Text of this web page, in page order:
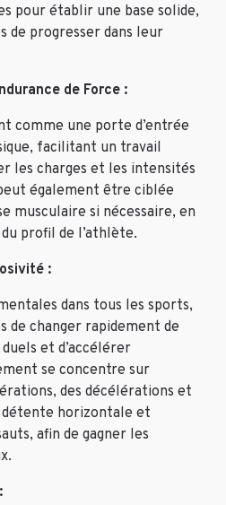
pour établir une base solide,
progresser dans leur
de Force :
comme une porte d’entrée
facilitant un travail
les charges et les intensités
également être ciblée
musculaire si nécessaire, en
profil de l’athlète.
:
dans tous les sports,
changer rapidement de
et d’accélérer
se concentre sur
des décélérations et
horizontale et
afin de gagner les